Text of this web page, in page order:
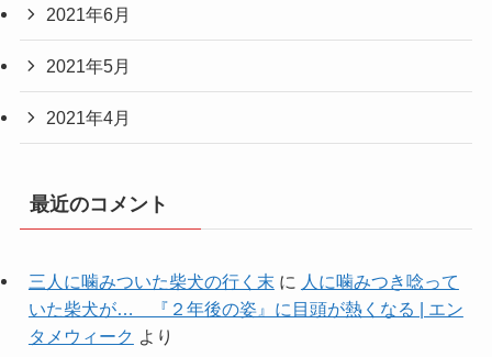
2021年6月
2021年5月
2021年4月
最近のコメント
三人に噛みついた柴犬の行く末 に 人に噛みつき唸って
いた柴犬が… 『２年後の姿』に目頭が熱くなる | エン
タメウィーク より